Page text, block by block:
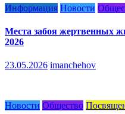
Информация Новости
Места забоя жертвенных
2026
23.05.2026 imanchehov
Новости Общество